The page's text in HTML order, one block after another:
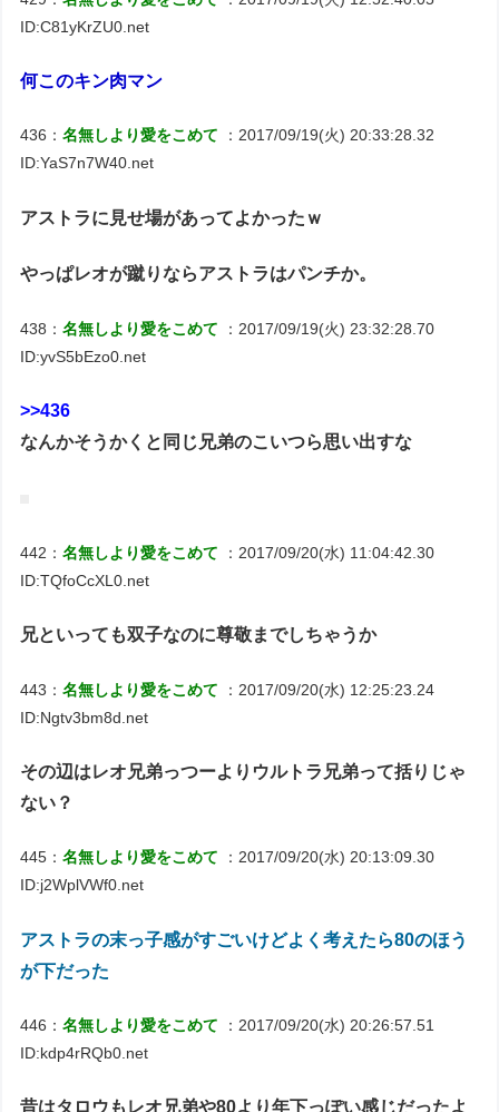
ID:C81yKrZU0.net
何このキン肉マン
436：名無しより愛をこめて
：2017/09/19(火) 20:33:28.32
ID:YaS7n7W40.net
アストラに見せ場があってよかったｗ
やっぱレオが蹴りならアストラはパンチか。
438：名無しより愛をこめて
：2017/09/19(火) 23:32:28.70
ID:yvS5bEzo0.net
>>436
なんかそうかくと同じ兄弟のこいつら思い出すな
442：名無しより愛をこめて
：2017/09/20(水) 11:04:42.30
ID:TQfoCcXL0.net
兄といっても双子なのに尊敬までしちゃうか
443：名無しより愛をこめて
：2017/09/20(水) 12:25:23.24
ID:Ngtv3bm8d.net
その辺はレオ兄弟っつーよりウルトラ兄弟って括りじゃ
ない？
445：名無しより愛をこめて
：2017/09/20(水) 20:13:09.30
ID:j2WplVWf0.net
アストラの末っ子感がすごいけどよく考えたら80のほう
が下だった
446：名無しより愛をこめて
：2017/09/20(水) 20:26:57.51
ID:kdp4rRQb0.net
昔はタロウもレオ兄弟や80より年下っぽい感じだったよ